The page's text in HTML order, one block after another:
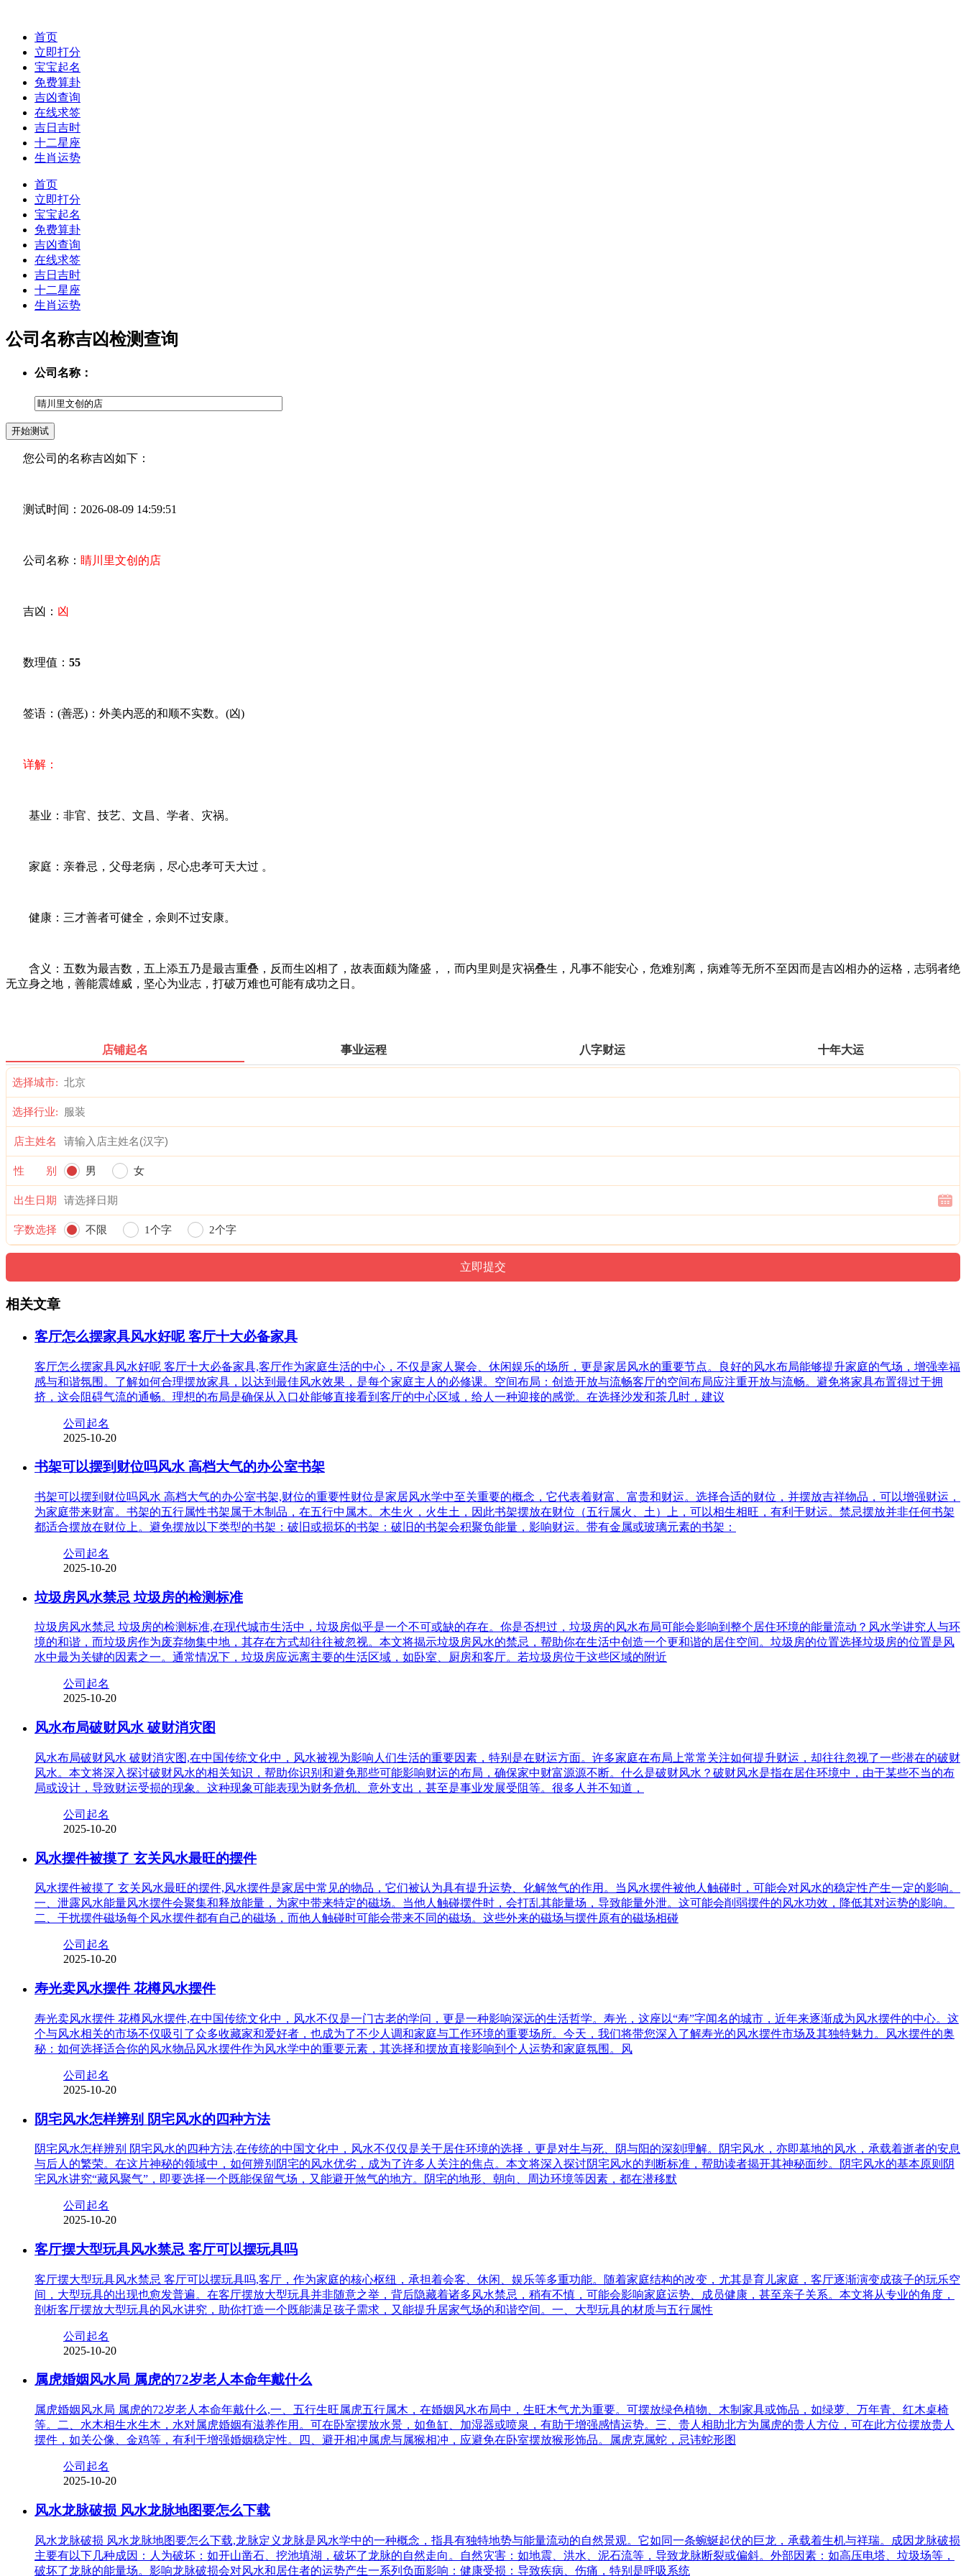
首页
立即打分
宝宝起名
免费算卦
吉凶查询
在线求签
吉日吉时
十二星座
生肖运势
首页
立即打分
宝宝起名
免费算卦
吉凶查询
在线求签
吉日吉时
十二星座
生肖运势
公司名称吉凶检测查询
公司名称：
您公司的名称吉凶如下：
测试时间：2026-08-09 14:59:51
公司名称： 睛川里文创的店
吉凶： 凶
数理值： 55
签语：(善恶)：外美内恶的和顺不实数。(凶)
详解：
基业：非官、技艺、文昌、学者、灾祸。
家庭：亲眷忌，父母老病，尽心忠孝可天大过 。
健康：三才善者可健全，余则不过安康。
含义：五数为最吉数，五上添五乃是最吉重叠，反而生凶相了，故表面颇为隆盛，，而内里则是灾祸叠生，凡事不能安心，危难别离，病难等无所不至因而是吉凶相办的运格，志弱者绝
无立身之地，善能震雄威，坚心为业志，打破万难也可能有成功之日。
店铺起名 事业运程 八字财运 十年大运
选择城市:
选择行业:
店主姓名
性 别 男 女
出生日期
字数选择 不限 1个字 2个字
相关文章
客厅怎么摆家具风水好呢 客厅十大必备家具
客厅怎么摆家具风水好呢 客厅十大必备家具,客厅作为家庭生活的中心，不仅是家人聚会、休闲娱乐的场所，更是家居风水的重要节点。良好的风水布局能够提升家庭的气场，增强幸福
感与和谐氛围。了解如何合理摆放家具，以达到最佳风水效果，是每个家庭主人的必修课。空间布局：创造开放与流畅客厅的空间布局应注重开放与流畅。避免将家具布置得过于拥
挤，这会阻碍气流的通畅。理想的布局是确保从入口处能够直接看到客厅的中心区域，给人一种迎接的感觉。在选择沙发和茶几时，建议
公司起名
2025-10-20
书架可以摆到财位吗风水 高档大气的办公室书架
书架可以摆到财位吗风水 高档大气的办公室书架,财位的重要性财位是家居风水学中至关重要的概念，它代表着财富、富贵和财运。选择合适的财位，并摆放吉祥物品，可以增强财运，
为家庭带来财富。书架的五行属性书架属于木制品，在五行中属木。木生火，火生土，因此书架摆放在财位（五行属火、土）上，可以相生相旺，有利于财运。禁忌摆放并非任何书架
都适合摆放在财位上。避免摆放以下类型的书架：破旧或损坏的书架：破旧的书架会积聚负能量，影响财运。带有金属或玻璃元素的书架：
公司起名
2025-10-20
垃圾房风水禁忌 垃圾房的检测标准
垃圾房风水禁忌 垃圾房的检测标准,在现代城市生活中，垃圾房似乎是一个不可或缺的存在。你是否想过，垃圾房的风水布局可能会影响到整个居住环境的能量流动？风水学讲究人与环
境的和谐，而垃圾房作为废弃物集中地，其存在方式却往往被忽视。本文将揭示垃圾房风水的禁忌，帮助你在生活中创造一个更和谐的居住空间。垃圾房的位置选择垃圾房的位置是风
水中最为关键的因素之一。通常情况下，垃圾房应远离主要的生活区域，如卧室、厨房和客厅。若垃圾房位于这些区域的附近
公司起名
2025-10-20
风水布局破财风水 破财消灾图
风水布局破财风水 破财消灾图,在中国传统文化中，风水被视为影响人们生活的重要因素，特别是在财运方面。许多家庭在布局上常常关注如何提升财运，却往往忽视了一些潜在的破财
风水。本文将深入探讨破财风水的相关知识，帮助你识别和避免那些可能影响财运的布局，确保家中财富源源不断。什么是破财风水？破财风水是指在居住环境中，由于某些不当的布
局或设计，导致财运受损的现象。这种现象可能表现为财务危机、意外支出，甚至是事业发展受阻等。很多人并不知道，
公司起名
2025-10-20
风水摆件被摸了 玄关风水最旺的摆件
风水摆件被摸了 玄关风水最旺的摆件,风水摆件是家居中常见的物品，它们被认为具有提升运势、化解煞气的作用。当风水摆件被他人触碰时，可能会对风水的稳定性产生一定的影响。
一、泄露风水能量风水摆件会聚集和释放能量，为家中带来特定的磁场。当他人触碰摆件时，会打乱其能量场，导致能量外泄。这可能会削弱摆件的风水功效，降低其对运势的影响。
二、干扰摆件磁场每个风水摆件都有自己的磁场，而他人触碰时可能会带来不同的磁场。这些外来的磁场与摆件原有的磁场相碰
公司起名
2025-10-20
寿光卖风水摆件 花樽风水摆件
寿光卖风水摆件 花樽风水摆件,在中国传统文化中，风水不仅是一门古老的学问，更是一种影响深远的生活哲学。寿光，这座以“寿”字闻名的城市，近年来逐渐成为风水摆件的中心。这
个与风水相关的市场不仅吸引了众多收藏家和爱好者，也成为了不少人调和家庭与工作环境的重要场所。今天，我们将带您深入了解寿光的风水摆件市场及其独特魅力。风水摆件的奥
秘：如何选择适合你的风水物品风水摆件作为风水学中的重要元素，其选择和摆放直接影响到个人运势和家庭氛围。风
公司起名
2025-10-20
阴宅风水怎样辨别 阴宅风水的四种方法
阴宅风水怎样辨别 阴宅风水的四种方法,在传统的中国文化中，风水不仅仅是关于居住环境的选择，更是对生与死、阴与阳的深刻理解。阴宅风水，亦即墓地的风水，承载着逝者的安息
与后人的繁荣。在这片神秘的领域中，如何辨别阴宅的风水优劣，成为了许多人关注的焦点。本文将深入探讨阴宅风水的判断标准，帮助读者揭开其神秘面纱。阴宅风水的基本原则阴
宅风水讲究“藏风聚气”，即要选择一个既能保留气场，又能避开煞气的地方。阴宅的地形、朝向、周边环境等因素，都在潜移默
公司起名
2025-10-20
客厅摆大型玩具风水禁忌 客厅可以摆玩具吗
客厅摆大型玩具风水禁忌 客厅可以摆玩具吗,客厅，作为家庭的核心枢纽，承担着会客、休闲、娱乐等多重功能。随着家庭结构的改变，尤其是育儿家庭，客厅逐渐演变成孩子的玩乐空
间，大型玩具的出现也愈发普遍。在客厅摆放大型玩具并非随意之举，背后隐藏着诸多风水禁忌，稍有不慎，可能会影响家庭运势、成员健康，甚至亲子关系。本文将从专业的角度，
剖析客厅摆放大型玩具的风水讲究，助你打造一个既能满足孩子需求，又能提升居家气场的和谐空间。一、大型玩具的材质与五行属性
公司起名
2025-10-20
属虎婚姻风水局 属虎的72岁老人本命年戴什么
属虎婚姻风水局 属虎的72岁老人本命年戴什么,一、五行生旺属虎五行属木，在婚姻风水布局中，生旺木气尤为重要。可摆放绿色植物、木制家具或饰品，如绿萝、万年青、红木桌椅
等。二、水木相生水生木，水对属虎婚姻有滋养作用。可在卧室摆放水景，如鱼缸、加湿器或喷泉，有助于增强感情运势。三、贵人相助北方为属虎的贵人方位，可在此方位摆放贵人
摆件，如关公像、金鸡等，有利于增强婚姻稳定性。四、避开相冲属虎与属猴相冲，应避免在卧室摆放猴形饰品。属虎克属蛇，忌讳蛇形图
公司起名
2025-10-20
风水龙脉破损 风水龙脉地图要怎么下载
风水龙脉破损 风水龙脉地图要怎么下载,龙脉定义龙脉是风水学中的一种概念，指具有独特地势与能量流动的自然景观。它如同一条蜿蜒起伏的巨龙，承载着生机与祥瑞。成因龙脉破损
主要有以下几种成因：人为破坏：如开山凿石、挖池填湖，破坏了龙脉的自然走向。自然灾害：如地震、洪水、泥石流等，导致龙脉断裂或偏斜。外部因素：如高压电塔、垃圾场等，
破坏了龙脉的能量场。影响龙脉破损会对风水和居住者的运势产生一系列负面影响：健康受损：导致疾病、伤痛，特别是呼吸系统